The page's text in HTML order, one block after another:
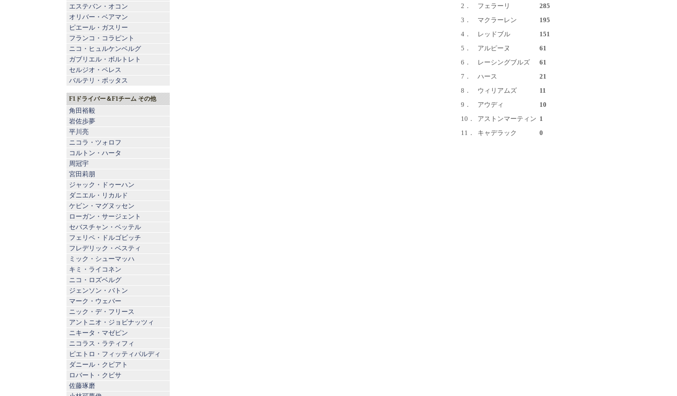
エステバン・オコン
オリバー・ベアマン
ピエール・ガスリー
フランコ・コラピント
ニコ・ヒュルケンベルグ
ガブリエル・ボルトレト
セルジオ・ペレス
バルテリ・ボッタス
F1ドライバー＆F1チーム その他
角田裕毅
岩佐歩夢
平川亮
ニコラ・ツォロフ
コルトン・ハータ
周冠宇
宮田莉朋
ジャック・ドゥーハン
ダニエル・リカルド
ケビン・マグヌッセン
ローガン・サージェント
セバスチャン・ベッテル
フェリペ・ドルゴビッチ
フレデリック・ベスティ
ミック・シューマッハ
キミ・ライコネン
ニコ・ロズベルグ
ジェンソン・バトン
マーク・ウェバー
ニック・デ・フリース
アントニオ・ジョビナッツィ
ニキータ・マゼピン
ニコラス・ラティフィ
ピエトロ・フィッティパルディ
ダニール・クビアト
ロバート・クビサ
佐藤琢磨
2．
フェラーリ
285
3．
マクラーレン
195
4．
レッドブル
151
5．
アルピーヌ
61
6．
レーシングブルズ
61
7．
ハース
21
8．
ウィリアムズ
11
9．
アウディ
10
10．
アストンマーティン 1
11．
キャデラック 0